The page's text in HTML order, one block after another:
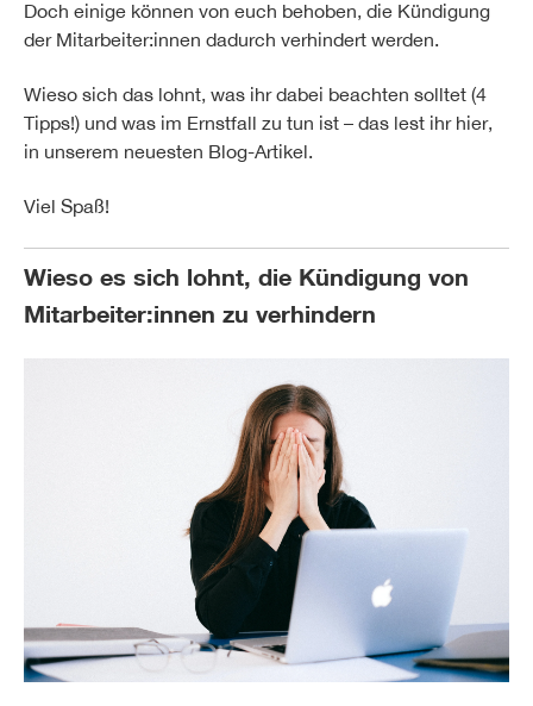
Doch einige können von euch behoben, die Kündigung
der Mitarbeiter:innen dadurch verhindert werden.
Wieso sich das lohnt, was ihr dabei beachten solltet (4
Tipps!) und was im Ernstfall zu tun ist – das lest ihr hier,
in unserem neuesten Blog-Artikel.
Viel Spaß!
Wieso es sich lohnt, die Kündigung von
Mitarbeiter:innen zu verhindern